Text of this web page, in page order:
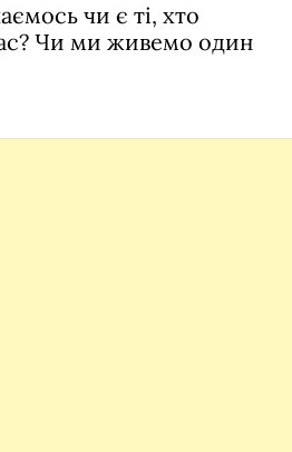
чи є ті, хто
Чи ми живемо один